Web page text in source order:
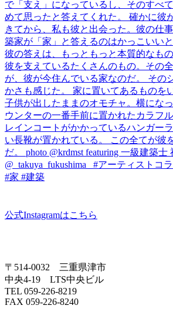
公式Instagramはこちら
〒514-0032 三重県津市
中央4-19 LTS中央ビル
TEL 059-226-8219
FAX 059-226-8240